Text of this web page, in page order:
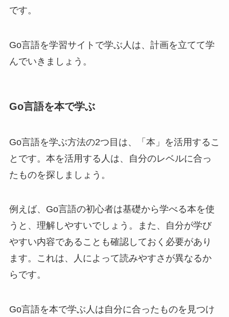
です。
Go言語を学習サイトで学ぶ人は、計画を立てて学
んでいきましょう。
Go言語を本で学ぶ
Go言語を学ぶ方法の2つ目は、「本」を活用するこ
とです。本を活用する人は、自分のレベルに合っ
たものを探しましょう。
例えば、Go言語の初心者は基礎から学べる本を使
うと、理解しやすいでしょう。また、自分が学び
やすい内容であることも確認しておく必要があり
ます。これは、人によって読みやすさが異なるか
らです。
Go言語を本で学ぶ人は自分に合ったものを見つけ